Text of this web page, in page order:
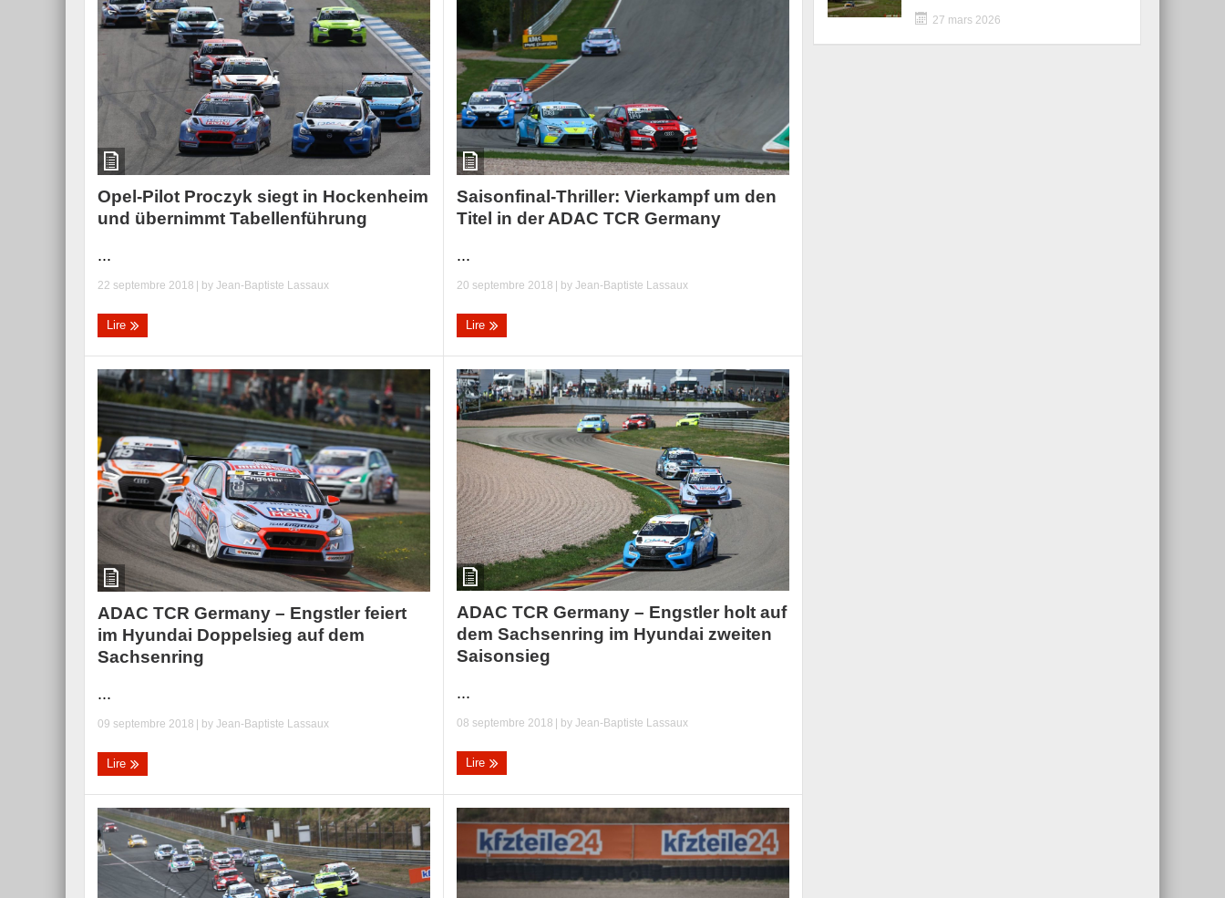
Opel-Pilot Proczyk siegt in Hockenheim
und übernimmt Tabellenführung
...
22 septembre 2018 | by Jean-Baptiste Lassaux
Lire
Saisonfinal-Thriller: Vierkampf um den
Titel in der ADAC TCR Germany
...
20 septembre 2018 | byJean-Baptiste Lassaux
Lire
ADAC TCR Germany – Engstler feiert
im Hyundai Doppelsieg auf dem
Sachsenring
...
09 septembre 2018 | by Jean-Baptiste Lassaux
Lire
ADAC TCR Germany – Engstler holt auf
dem Sachsenring im Hyundai zweiten
Saisonsieg
...
08 septembre 2018 | byJean-Baptiste Lassaux
Lire
27 mars 2026